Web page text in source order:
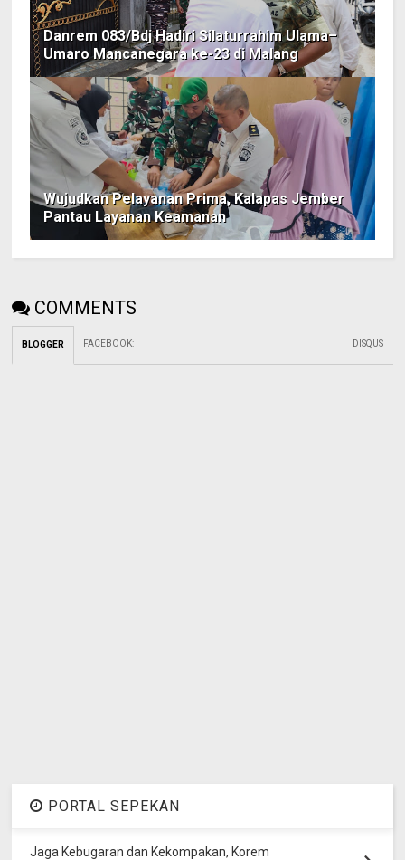
Danrem 083/Bdj Hadiri Silaturrahim Ulama–
Umaro Mancanegara ke-23 di Malang
Wujudkan Pelayanan Prima, Kalapas Jember
Pantau Layanan Keamanan
COMMENTS
BLOGGER FACEBOOK: DISQUS
PORTAL SEPEKAN
Jaga Kebugaran dan Kekompakan, Korem